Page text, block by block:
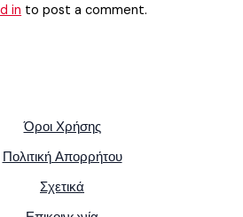
in to post a comment.
Όροι Χρήσης
Πολιτική Απορρήτου
Σχετικά